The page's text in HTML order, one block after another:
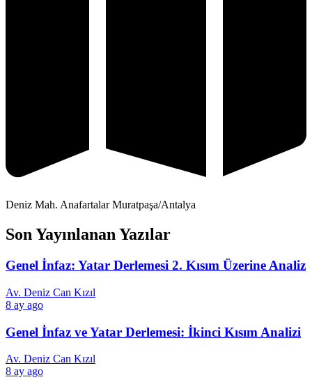
Deniz Mah. Anafartalar Muratpaşa/Antalya
Son Yayınlanan Yazılar
Genel İnfaz: Yatar Derlemesi 2. Kısım Üzerine Analiz
Av. Deniz Can Kızıl
8 ay ago
Genel İnfaz ve Yatar Derlemesi: İkinci Kısım Analizi
Av. Deniz Can Kızıl
8 ay ago